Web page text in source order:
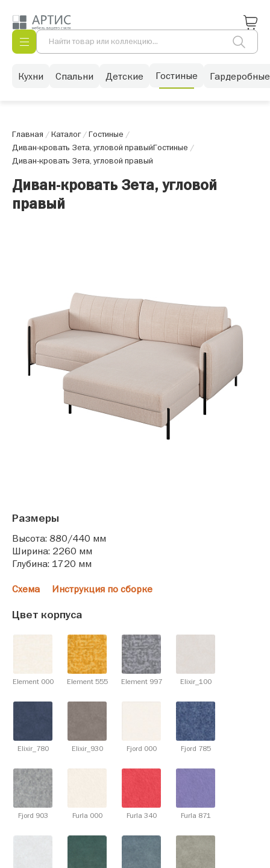
Кухни Спальни Детские Гостиные Гардеробные
Главная /Каталог/Гостиные /
Диван-кровать Зета, угловой правыйГостиные /
Диван-кровать Зета, угловой правый
Диван-кровать Зета, угловой
правый
Размеры
Высота: 880/440 мм
Ширина: 2260 мм
Глубина: 1720 мм
Схема Инструкция по сборке
Цвет корпуса
Element 000 Element 555 Element 997 Elixir_100
Elixir_780 Elixir_930 Fjord 000 Fjord 785
Fjord 903 Furla 000 Furla 340 Furla 871